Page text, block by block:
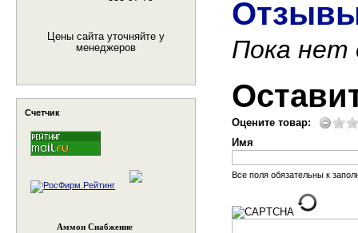
Цены сайта уточняйте у
менеджеров
Счетчик
Аммон Снабжение
Пока нет
Оцените товар:
Имя
Все поля обязательны к